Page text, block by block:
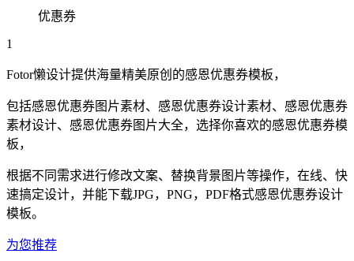
优惠券
1
Fotor懒设计提供海量精美原创的感恩优惠券模板，
包括感恩优惠券图片素材、 感恩优惠券设计素材、 感恩优惠券
素材设计、 感恩优惠券图片大全，选择你喜欢的感恩优惠券模
板，
根据不同需求进行修改文案、替换背景图片等操作，在线、快
速搞定设计，并能下载JPG，PNG，PDF格式感恩优惠券设计
模板。
为您推荐